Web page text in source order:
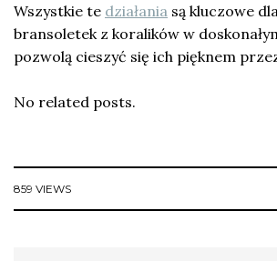
Wszystkie te działania są kluczowe
bransoletek z koralików w
pozwolą cieszyć się ich pięknem
No related posts.
859 VIEWS